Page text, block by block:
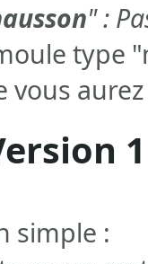
" :
type
vous
simple :